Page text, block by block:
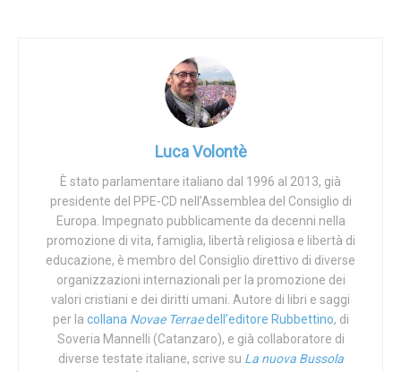
che possano costituire l’inizio di una realtà genomica
differente dalla precedente». Dunque, «l’evoluzione di
quell’essere è un processo biologico continuo, che dà vita
alle realtà fenotipiche differenti del suo sviluppo entro
l’unità viva che lo identifica come unessere umano vivente
unico, dal momento in cui lo spermatozoo feconda l’uovo
alla sua morte naturale».
Fondamentale è però anche comprendere ciò che
determini quell’inizio e ciò che accada nei primi momenti
di vita dell’embrione umano, il suo sviluppo fino
all’impianto nell’endometrio uterino e la sua evoluzione a
feto. I dettagli di questi meccanismi sono infatti ancora
sconosciuti. La definizione della natura umana di
Luca Volontè
È stato parlamentare italiano dal 1996 al 2013, già
presidente del PPE-CD nell’Assemblea del Consiglio di
Europa. Impegnato pubblicamente da decenni nella
promozione di vita, famiglia, libertà religiosa e libertà di
educazione, è membro del Consiglio direttivo di diverse
organizzazioni internazionali per la promozione dei
valori cristiani e dei diritti umani. Autore di libri e saggi
per la collana Novae Terraedell’editore Rubbettino, di
Soveria Mannelli (Catanzaro), e già collaboratore di
diverse testate italiane, scrive su La nuova Bussola